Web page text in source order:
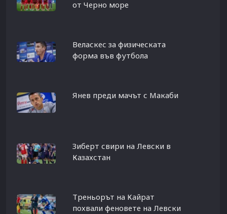
от Черно море
Веласкес за физическата
форма във футбола
Янев преди мачът с Макаби
Зиберт свири на Левски в
Казахстан
Треньорът на Кайрат
похвали феновете на Левски